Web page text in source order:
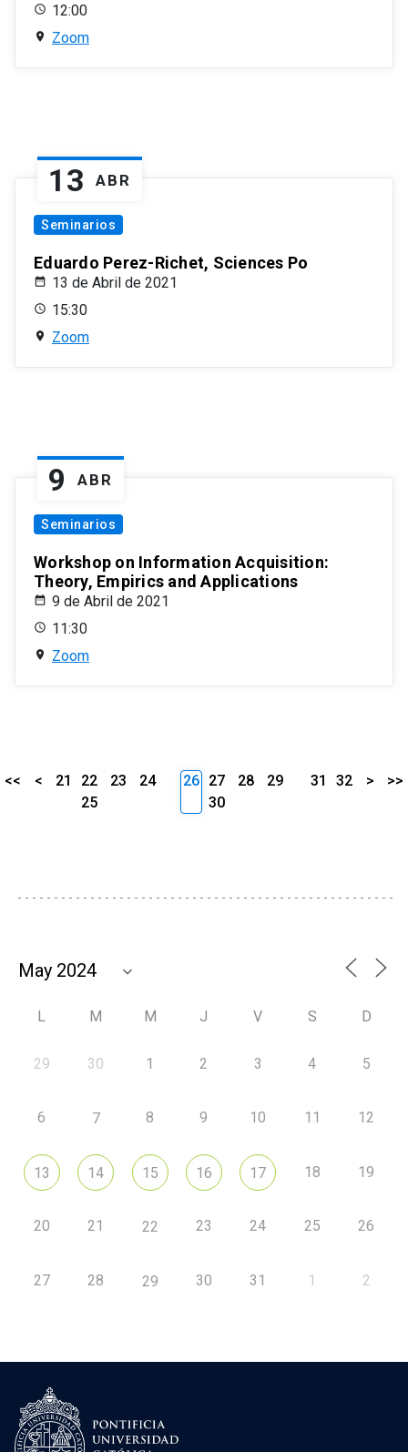
12:00
Zoom
13 ABR
Seminarios
Eduardo Perez-Richet, Sciences Po
13 de Abril de 2021
15:30
Zoom
9 ABR
Seminarios
Workshop on Information Acquisition:
Theory, Empirics and Applications
9 de Abril de 2021
11:30
Zoom
<< < 21 22 23
24
25
26 27 28
29
30
31 32 > >>
L M M J V S D
29 30 1 2 3 4 5
6 7 8 9 10 11 12
13 14 15 16 17 18 19
20 21 22 23 24 25 26
27 28 29 30 31 1 2